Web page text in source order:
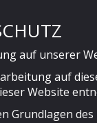
auf unserer
auf
Website
Grundlagen